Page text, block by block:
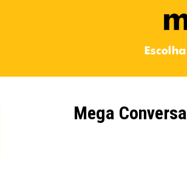
Mega Conversa